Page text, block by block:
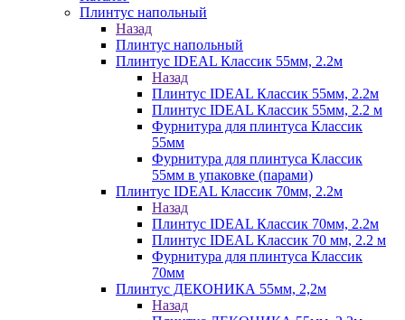
Плинтус напольный
Назад
Плинтус напольный
Плинтус IDEAL Классик 55мм, 2.2м
Назад
Плинтус IDEAL Классик 55мм, 2.2м
Плинтус IDEAL Классик 55мм, 2.2 м
Фурнитура для плинтуса Классик
55мм
Фурнитура для плинтуса Классик
55мм в упаковке (парами)
Плинтус IDEAL Классик 70мм, 2.2м
Назад
Плинтус IDEAL Классик 70мм, 2.2м
Плинтус IDEAL Классик 70 мм, 2.2 м
Фурнитура для плинтуса Классик
70мм
Плинтус ДЕКОНИКА 55мм, 2,2м
Назад